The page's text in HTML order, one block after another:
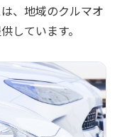
、地域のクルマオ
しています。